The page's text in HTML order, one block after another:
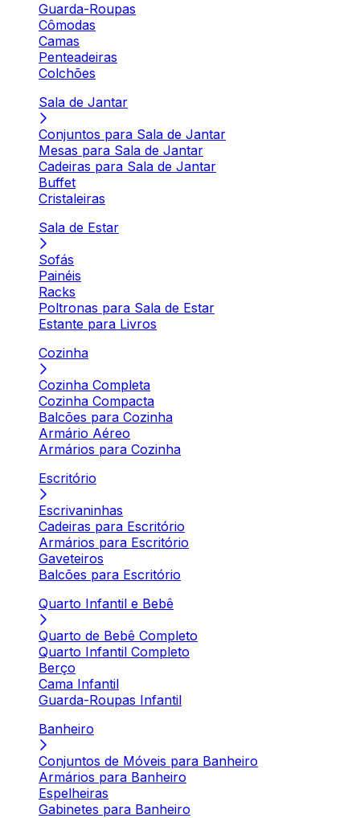
Guarda-Roupas
Cômodas
Camas
Penteadeiras
Colchões
Sala de Jantar
Conjuntos para Sala de Jantar
Mesas para Sala de Jantar
Cadeiras para Sala de Jantar
Buffet
Cristaleiras
Sala de Estar
Sofás
Painéis
Racks
Poltronas para Sala de Estar
Estante para Livros
Cozinha
Cozinha Completa
Cozinha Compacta
Balcões para Cozinha
Armário Aéreo
Armários para Cozinha
Escritório
Escrivaninhas
Cadeiras para Escritório
Armários para Escritório
Gaveteiros
Balcões para Escritório
Quarto Infantil e Bebê
Quarto de Bebê Completo
Quarto Infantil Completo
Berço
Cama Infantil
Guarda-Roupas Infantil
Banheiro
Conjuntos de Móveis para Banheiro
Armários para Banheiro
Espelheiras
Gabinetes para Banheiro